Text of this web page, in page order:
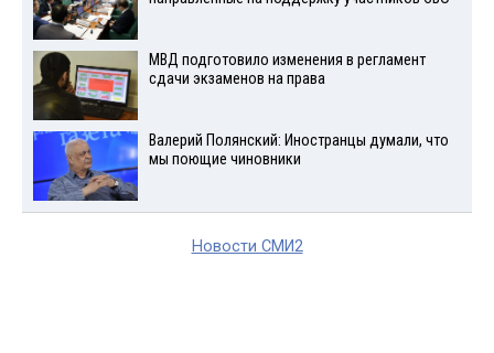
МВД подготовило изменения в регламент
сдачи экзаменов на права
Валерий Полянский: Иностранцы думали, что
мы поющие чиновники
Новости СМИ2